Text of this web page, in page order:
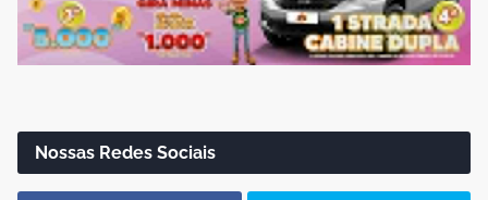
Nossas Redes Sociais